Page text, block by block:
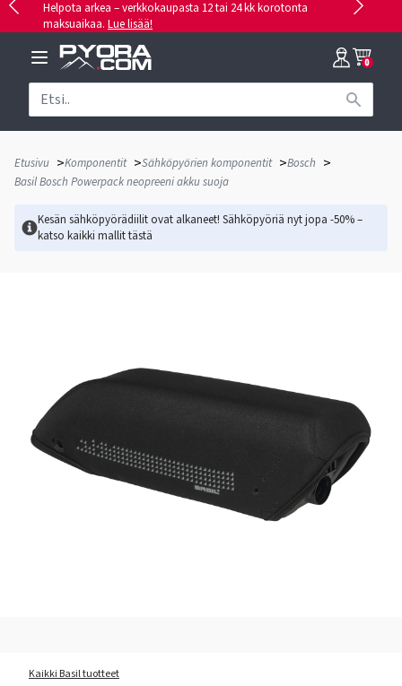
Helpota arkea – verkkokaupasta 12 tai 24 kk korotonta
maksuaikaa. Lue lisää!
0
Etusivu >Komponentit >Sähköpyörien komponentit >Bosch >
Basil Bosch Powerpack neopreeni akku suoja
Kesän sähköpyörädiilit ovat alkaneet! Sähköpyöriä nyt jopa -50% –
katso kaikki mallittästä
Kaikki Basil tuotteet